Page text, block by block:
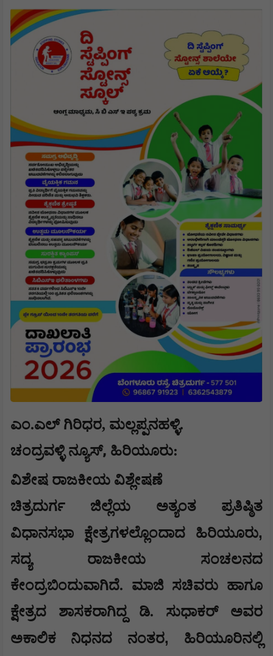
ಎಂ.ಎಲ್ ಗಿರಿಧರ, ಮಲ್ಲಪ್ಪನಹಳ್ಳಿ.
ಚಂದ್ರವಳ್ಳಿ ನ್ಯೂಸ್, ಹಿರಿಯೂರು:
ವಿಶೇಷ ರಾಜಕೀಯ ವಿಶ್ಲೇಷಣೆ
​ಚಿತ್ರದುರ್ಗ ಜಿಲ್ಲೆಯ ಅತ್ಯಂತ ಪ್ರತಿಷ್ಠಿತ
ವಿಧಾನಸಭಾ ಕ್ಷೇತ್ರಗಳಲ್ಲೊಂದಾದ ಹಿರಿಯೂರು,
ಸದ್ಯ ರಾಜಕೀಯ ಸಂಚಲನದ
ಕೇಂದ್ರಬಿಂದುವಾಗಿದೆ. ಮಾಜಿ ಸಚಿವರು ಹಾಗೂ
ಕ್ಷೇತ್ರದ ಶಾಸಕರಾಗಿದ್ದ ಡಿ. ಸುಧಾಕರ್ ಅವರ
ಅಕಾಲಿಕ ನಿಧನದ ನಂತರ, ಹಿರಿಯೂರಿನಲ್ಲಿ